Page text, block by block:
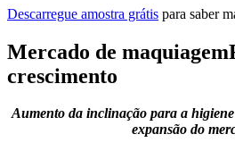
Descarregue amostra grátis para saber
Mercado de maquiagem
crescimento
Aumento da inclinação para a
expansão do